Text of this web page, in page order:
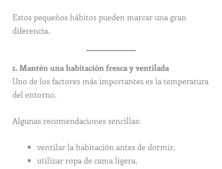
Estos pequeños hábitos pueden marcar una gran
diferencia.
1. Mantén una habitación fresca y ventilada
Uno de los factores más importantes es la temperatura
del entorno.
Algunas recomendaciones sencillas:
ventilar la habitación antes de dormir,
utilizar ropa de cama ligera,